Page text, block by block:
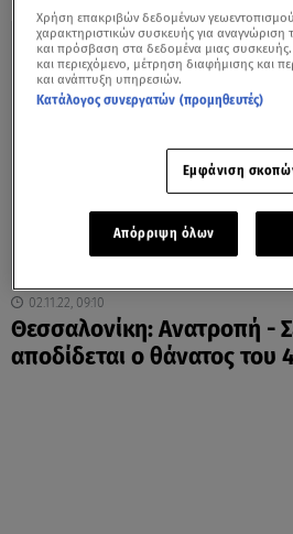
02.11.22, 09:10
Θεσσαλονίκη: Ανατροπή -
αποδίδεται ο θάνατος του
Χρήση επακριβών δεδομένων
χαρακτηριστικών συσκευής για
και πρόσβαση στα δεδομένα μιας
και περιεχόμενο, μέτρηση διαφήμισης και
και ανάπτυξη υπηρεσιών.
Κατάλογος συνεργατών (προμηθευτές)
Εμφάνιση
Απόρριψη όλων